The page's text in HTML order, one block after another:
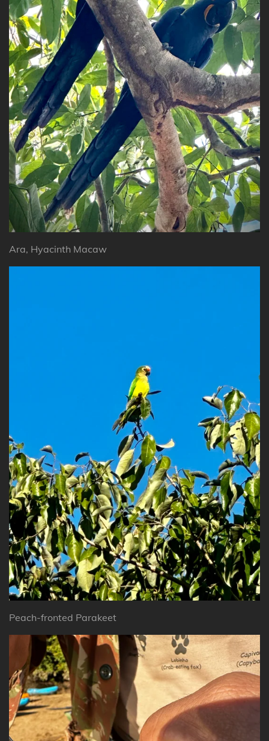
Ara, Hyacinth Macaw
Peach-fronted Parakeet